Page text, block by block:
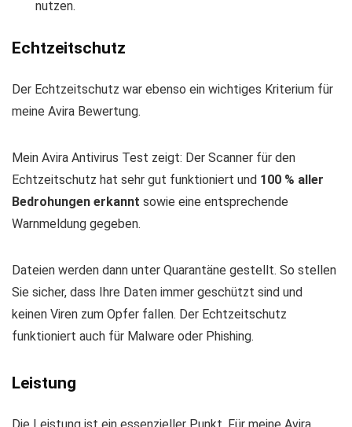
nutzen.
Echtzeitschutz
Der Echtzeitschutz war ebenso ein wichtiges Kriterium für
meine Avira Bewertung.
Mein Avira Antivirus Test zeigt: Der Scanner für den
Echtzeitschutz hat sehr gut funktioniert und 100 % aller
Bedrohungen erkannt sowie eine entsprechende
Warnmeldung gegeben.
Dateien werden dann unter Quarantäne gestellt. So stellen
Sie sicher, dass Ihre Daten immer geschützt sind und
keinen Viren zum Opfer fallen. Der Echtzeitschutz
funktioniert auch für Malware oder Phishing.
Leistung